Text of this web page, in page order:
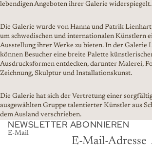
lebendigen Angeboten ihrer Galerie widerspiegelt.
Die Galerie wurde von Hanna und Patrik Lienhart
um schwedischen und internationalen Künstlern
Ausstellung ihrer Werke zu bieten. In der Galerie
können Besucher eine breite Palette
Ausdrucksformen entdecken, darunter Malerei,
Zeichnung, Skulptur und Installationskunst.
Die Galerie hat sich der Vertretung einer
ausgewählten Gruppe talentierter Künstler aus
dem Ausland verschrieben.
NEWSLETTER ABONNIEREN
E-Mail